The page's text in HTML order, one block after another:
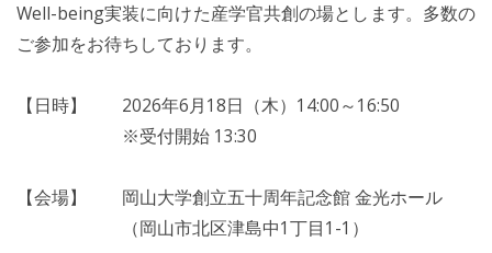
Well-being実装に向けた産学官共創の場とします。多数の
ご参加をお待ちしております。
【日時】 2026年6月18日（木）14:00～16:50
※受付開始 13:30
【会場】 岡山大学創立五十周年記念館 金光ホール
（岡山市北区津島中1丁目1-1）